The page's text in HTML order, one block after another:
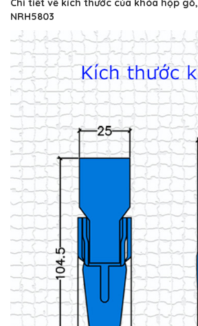
Chi tiết về kích thước của khóa hộp
NRH5803